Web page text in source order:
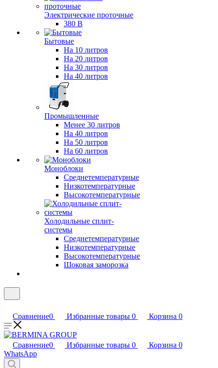
Электрические проточные
380 В
Бытовые
На 10 литров
На 20 литров
На 30 литров
На 40 литров
Промышленные
Менее 30 литров
На 40 литров
На 50 литров
На 60 литров
Моноблоки
Среднетемпературные
Низкотемпературные
Высокотемпературные
Холодильные сплит-
системы
Среднетемпературные
Низкотемпературные
Высокотемпературные
Шоковая заморозка
Сравнение0 Избранные товары 0 Корзина 0
Сравнение0 Избранные товары 0 Корзина 0
WhatsApp